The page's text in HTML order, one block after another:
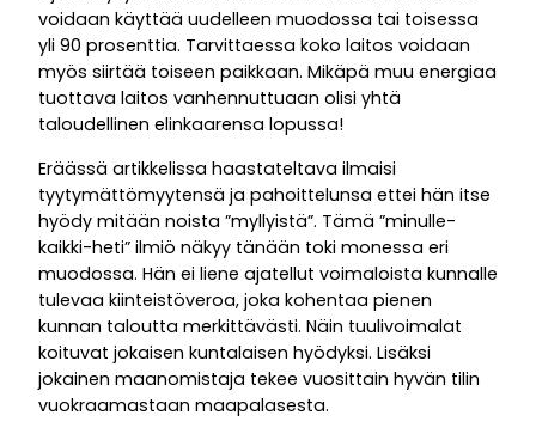
voidaan käyttää uudelleen muodossa tai toisessa
yli 90 prosenttia. Tarvittaessa koko laitos voidaan
myös siirtää toiseen paikkaan. Mikäpä muu energiaa
tuottava laitos vanhennuttuaan olisi yhtä
taloudellinen elinkaarensa lopussa!
Eräässä artikkelissa haastateltava ilmaisi
tyytymättömyytensä ja pahoittelunsa ettei hän itse
hyödy mitään noista ”myllyistä”. Tämä ”minulle-
kaikki-heti” ilmiö näkyy tänään toki monessa eri
muodossa. Hän ei liene ajatellut voimaloista kunnalle
tulevaa kiinteistöveroa, joka kohentaa pienen
kunnan taloutta merkittävästi. Näin tuulivoimalat
koituvat jokaisen kuntalaisen hyödyksi. Lisäksi
jokainen maanomistaja tekee vuosittain hyvän tilin
vuokraamastaan maapalasesta.